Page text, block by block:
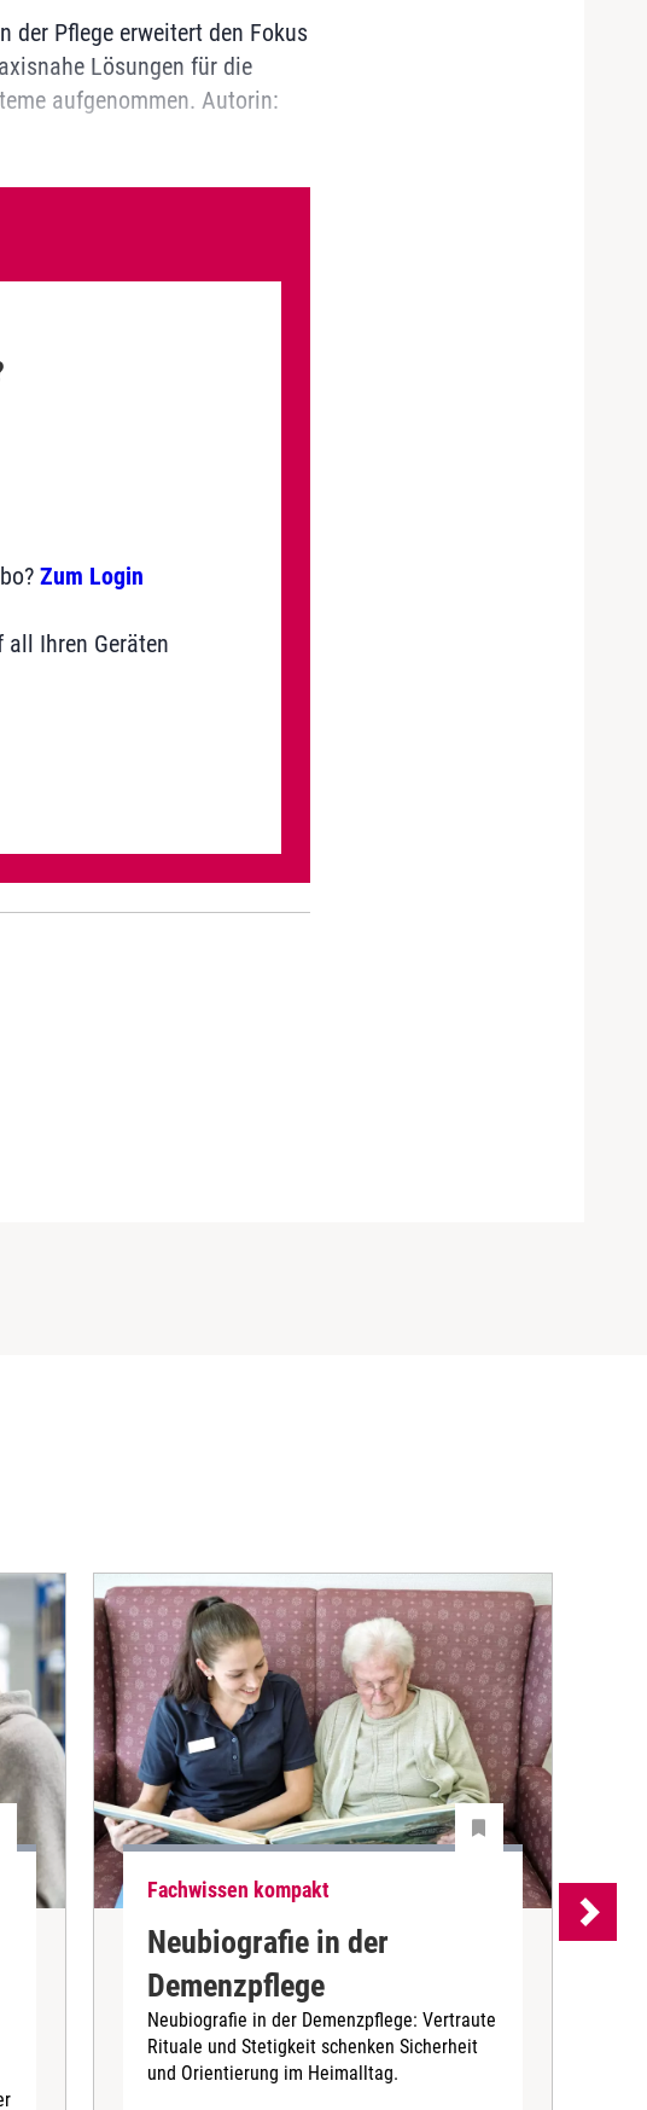
der Pflege erweitert den Fokus
Lösungen für die
aufgenommen. Autorin:
Zum Login
all Ihren Geräten
Fachwissen kompakt
Neubiografie in der
Demenzpflege
Neubiografie in der Demenzpflege: Vertraute
Rituale und Stetigkeit schenken Sicherheit
und Orientierung im Heimalltag.